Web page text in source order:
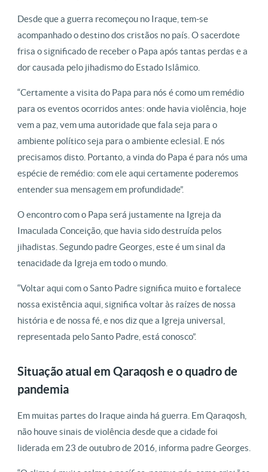
Desde que a guerra recomeçou no Iraque, tem-se
acompanhado o destino dos cristãos no país. O sacerdote
frisa o significado de receber o Papa após tantas perdas e a
dor causada pelo jihadismo do Estado Islâmico.
“Certamente a visita do Papa para nós é como um remédio
para os eventos ocorridos antes: onde havia violência, hoje
vem a paz, vem uma autoridade que fala seja para o
ambiente político seja para o ambiente eclesial. E nós
precisamos disto. Portanto, a vinda do Papa é para nós uma
espécie de remédio: com ele aqui certamente poderemos
entender sua mensagem em profundidade”.
O encontro com o Papa será justamente na Igreja da
Imaculada Conceição, que havia sido destruída pelos
jihadistas. Segundo padre Georges, este é um sinal da
tenacidade da Igreja em todo o mundo.
“Voltar aqui com o Santo Padre significa muito e fortalece
nossa existência aqui, significa voltar às raízes de nossa
história e de nossa fé, e nos diz que a Igreja universal,
representada pelo Santo Padre, está conosco”.
Situação atual em Qaraqosh e o quadro de
pandemia
Em muitas partes do Iraque ainda há guerra. Em Qaraqosh,
não houve sinais de violência desde que a cidade foi
liderada em 23 de outubro de 2016, informa padre Georges.